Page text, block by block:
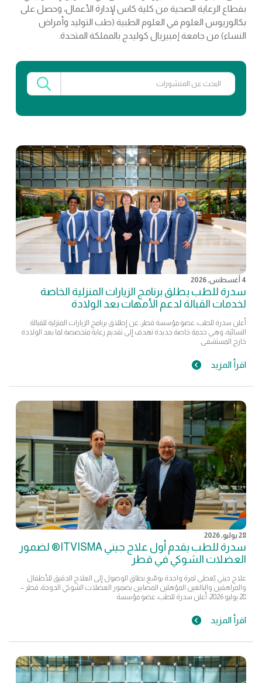
بقطاع الرعاية الصحية من كلية كاس لإدارة الأعمال، وحصل على
بكالوريوس العلوم في العلوم الطبية (طب التوليد وأمراض
النساء) من جامعة إمبيريال كوليدج بالمملكة المتحدة.
4 أغسطس, 2026
سدرة للطب يطلق برنامج الزيارات المنزلية الخاصة
لخدمات القبالة لدعم الأمهات بعد الولادة
أعلن سدرة للطب، عضو مؤسسة قطر، عن إطلاق برنامج الزيارات المنزلية للقبالة
النسائية، وهي خدمة خاصة جديدة تهدف إلى تقديم رعاية متخصصة لما بعد الولادة
خارج المستشفى.
اقرأ المزيد
28 يوليو, 2026
سدرة للطب يقدم أول علاج جيني ITVISMA® لضمور
العضلات الشوكي في قطر
علاج جيني يُعطى لمرة واحدة يوسّع نطاق الوصول إلى العلاج الدقيق للأطفال
والمراهقين والبالغين المؤهلين المصابين بضمور العضلات الشوكي الدوحة، قطر –
28 يوليو 2026: أعلن سدرة للطب، عضو مؤسسة
اقرأ المزيد